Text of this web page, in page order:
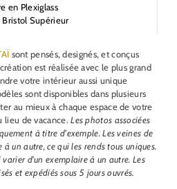
en Plexiglass
Bristol Supérieur
sont pensés, designés, et conçus
est réalisée avec le plus grand
votre intérieur aussi unique
sont disponibles dans plusieurs
au mieux à chaque espace de votre
lieu de vacance. Les photos associées
à titre d'exemple. Les veines de
un autre, ce qui les rends tous uniques.
d'un exemplaire à un autre. Les
et expédiés sous 5 jours ouvrés.